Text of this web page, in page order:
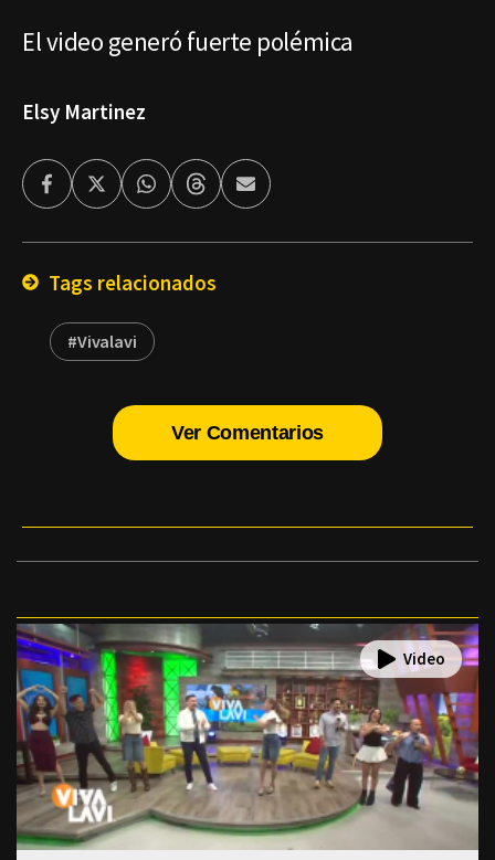
El video generó fuerte polémica
Elsy Martinez
FacebookTwitterWhatsappThreadsEnviar
por
Tags relacionados
#Vivalavi
Ver Comentarios